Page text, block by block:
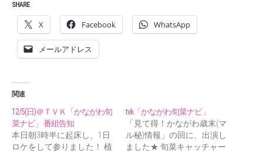
SHARE
X Facebook WhatsApp
メールアドレス
関連
12/5(日)＠ＴＶＫ「かながわ旬
菜ナビ」 番組告知
本日朝3時半に起床し、1日
ロケをして参りました！ 植
tvk「かながわ旬菜ナビ」
「見て得！かながわ歳末(マ
ル秘)情報」の回に、出演し
ました★ 旬菜キャッチャー